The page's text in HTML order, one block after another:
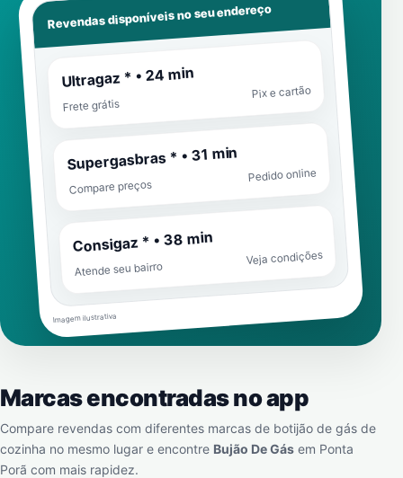
Revendas disponíveis no seu endereço
Ultragaz * • 24 min
Frete grátis
Pix e cartão
Supergasbras * • 31 min
Compare preços
Pedido online
Consigaz * • 38 min
Atende seu bairro
Veja condições
Imagem ilustrativa
Marcas encontradas no app
Compare revendas com diferentes marcas de botijão de gás de
cozinha no mesmo lugar e encontre Bujão De Gás em Ponta
Porã com mais rapidez.